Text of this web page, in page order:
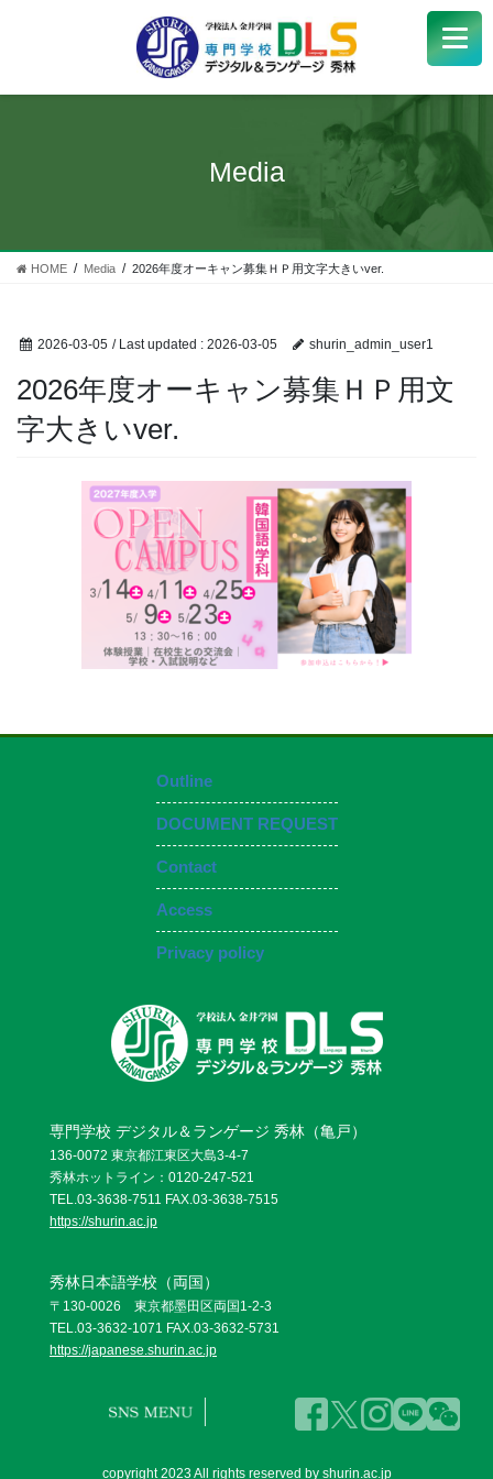
学校紹介+
受験生+
学生サポート
お問い合わせ
資料請求
OPENキャンパス
Media
HOME Media 2026年度オーキャン募集ＨＰ用文字大きいver.
2026-03-05 / Last updated : 2026-03-05 shurin_admin_user1
2026年度オーキャン募集ＨＰ用文
字大きいver.
Outline
DOCUMENT REQUEST
Contact
Access
Privacy policy
専門学校 デジタル＆ランゲージ 秀林（亀戸）
136-0072 東京都江東区大島3-4-7
秀林ホットライン：0120-247-521
TEL.03-3638-7511 FAX.03-3638-7515
https://shurin.ac.jp
秀林日本語学校（両国）
〒130-0026 東京都墨田区両国1-2-3
TEL.03-3632-1071 FAX.03-3632-5731
https://japanese.shurin.ac.jp
copyright 2023 All rights reserved by shurin.ac.jp